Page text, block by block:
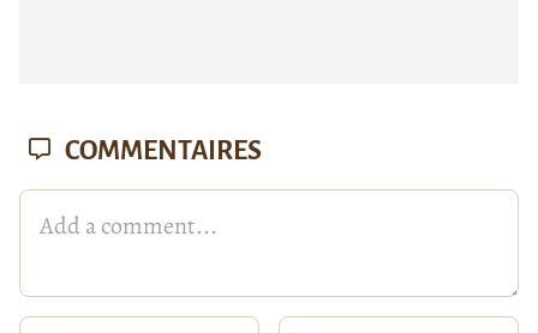
COMMENTAIRES